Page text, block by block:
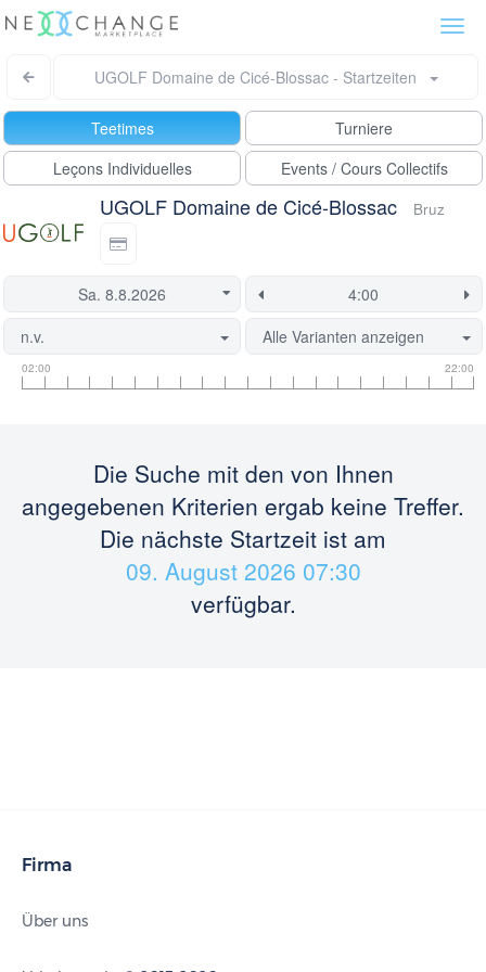
UGOLF Domaine de Cicé-Blossac - Startzeiten
Teetimes
Turniere
Leçons Individuelles
Events / Cours Collectifs
UGOLF Domaine de Cicé-Blossac Bruz
n.v.
Alle Varianten anzeigen
Informationen
Flight
Informationen
Diese
Startzeit
02:00 22:00
Die Suche mit den von Ihnen
angegebenen Kriterien ergab keine Treffer.
Die nächste Startzeit ist am
09. August 2026 07:30
verfügbar.
Firma
Über uns